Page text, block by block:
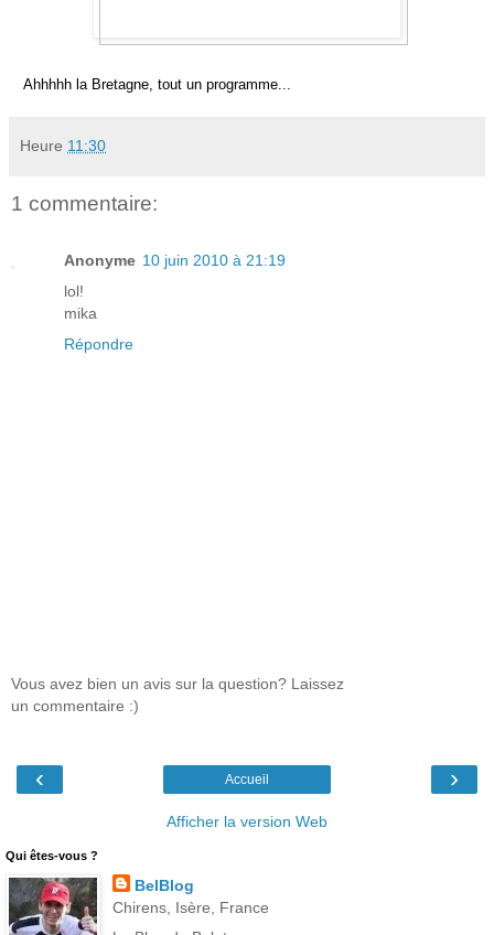
Ahhhhh la Bretagne, tout un programme...
Heure 11:30
1 commentaire:
Anonyme 10 juin 2010 à 21:19
lol!
mika
Répondre
Vous avez bien un avis sur la question? Laissez
un commentaire :)
‹ ›
Accueil
Afficher la version Web
Qui êtes-vous ?
BelBlog
Chirens, Isère, France